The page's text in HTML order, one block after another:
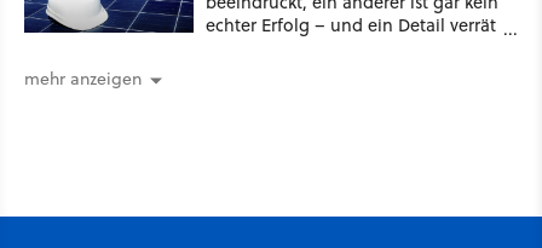
echter Erfolg – und ein Detail verrät
mehr anzeigen